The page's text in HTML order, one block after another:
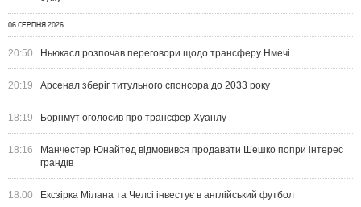
06 СЕРПНЯ 2026
20:50 Ньюкасл розпочав переговори щодо трансферу Нмечі
20:19 Арсенал зберіг титульного спонсора до 2033 року
18:19 Борнмут оголосив про трансфер Хуанлу
18:16
Манчестер Юнайтед відмовився продавати Шешко попри інтерес
грандів
18:00 Ексзірка Мілана та Челсі інвестує в англійський футбол